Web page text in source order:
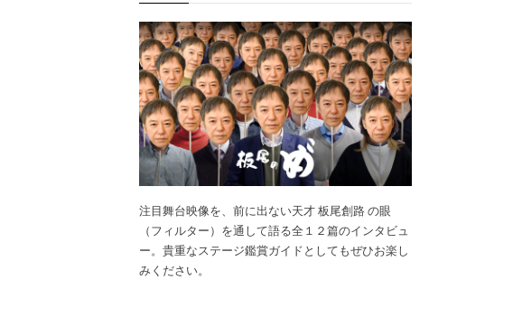
注目舞台映像を、前に出ない天才 板尾創路 の眼
（フィルター）を通して語る全１２篇のインタビュ
ー。貴重なステージ鑑賞ガイドとしてもぜひお楽し
みください。